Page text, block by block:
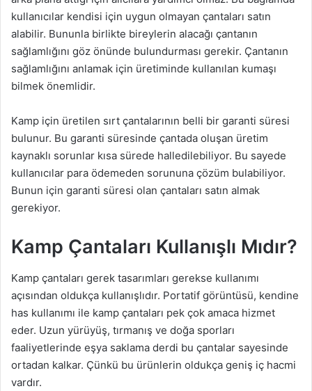
kullanıcılar kendisi için uygun olmayan çantaları satın
alabilir. Bununla birlikte bireylerin alacağı çantanın
sağlamlığını göz önünde bulundurması gerekir. Çantanın
sağlamlığını anlamak için üretiminde kullanılan kumaşı
bilmek önemlidir.
Kamp için üretilen sırt çantalarının belli bir garanti süresi
bulunur. Bu garanti süresinde çantada oluşan üretim
kaynaklı sorunlar kısa sürede halledilebiliyor. Bu sayede
kullanıcılar para ödemeden sorununa çözüm bulabiliyor.
Bunun için garanti süresi olan çantaları satın almak
gerekiyor.
Kamp Çantaları Kullanışlı Mıdır?
Kamp çantaları gerek tasarımları gerekse kullanımı
açısından oldukça kullanışlıdır. Portatif görüntüsü, kendine
has kullanımı ile kamp çantaları pek çok amaca hizmet
eder. Uzun yürüyüş, tırmanış ve doğa sporları
faaliyetlerinde eşya saklama derdi bu çantalar sayesinde
ortadan kalkar. Çünkü bu ürünlerin oldukça geniş iç hacmi
vardır.